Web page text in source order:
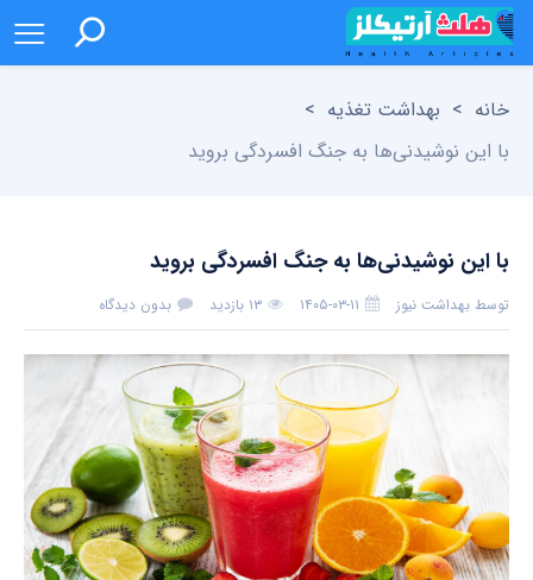
خانه > بهداشت تغذیه >
با این نوشیدنی‌ها به جنگ افسردگی بروید
با این نوشیدنی‌ها به جنگ افسردگی بروید
توسط بهداشت نیوز ۱۴۰۵-۰۳-۱۱ ۱۳ بازدید بدون دیدگاه